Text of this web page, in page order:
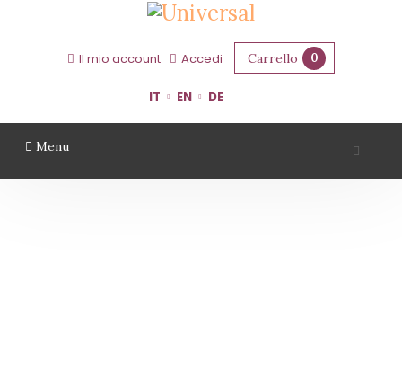
Il mio account Accedi Carrello 0
IT EN DE
Menu